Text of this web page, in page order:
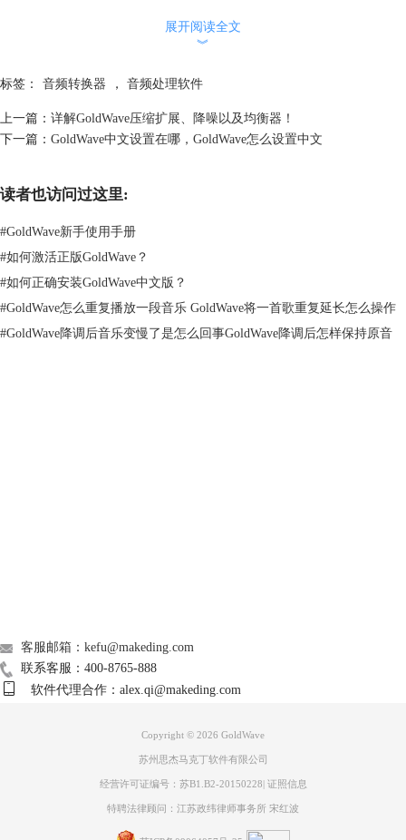
图2 设置开始标记和设置完成标记
确定剪切区域，选择顶部工具栏“剪切”按钮，完成音频剪切。当然如果你
不想破坏视频完整性，你也可以选择“复制”按钮。
展开阅读全文
︾
标签： 音频转换器 ， 音频处理软件
上一篇： 详解GoldWave压缩扩展、降噪以及均衡器！
下一篇： GoldWave中文设置在哪，GoldWave怎么设置中文
读者也访问过这里:
#GoldWave新手使用手册
#如何激活正版GoldWave？
#如何正确安装GoldWave中文版？
#GoldWave怎么重复播放一段音乐 GoldWave将一首歌重复延长怎么操作
#GoldWave降调后音乐变慢了是怎么回事GoldWave降调后怎样保持原音
客服邮箱：kefu@makeding.com
联系客服：400-8765-888
软件代理合作：alex.qi@makeding.com
Copyright © 2026 GoldWave
苏州思杰马克丁软件有限公司
经营许可证编号：苏B1.B2-20150228| 证照信息
特聘法律顾问：江苏政纬律师事务所 宋红波